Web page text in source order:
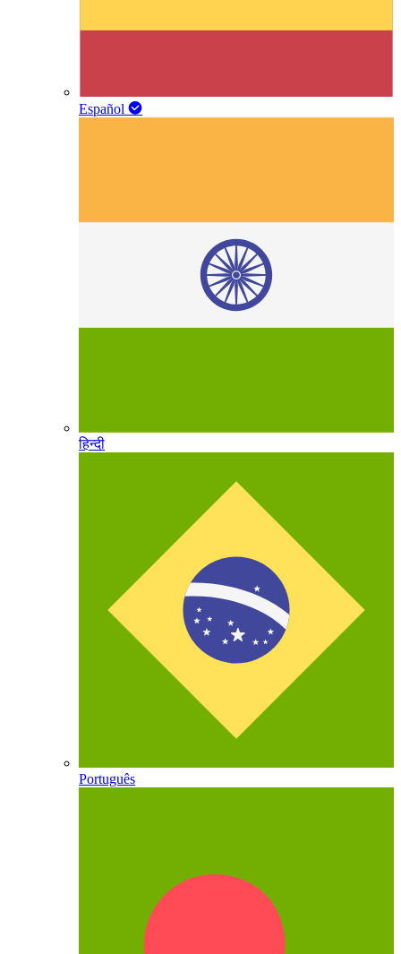
Español
हिन्दी
Português